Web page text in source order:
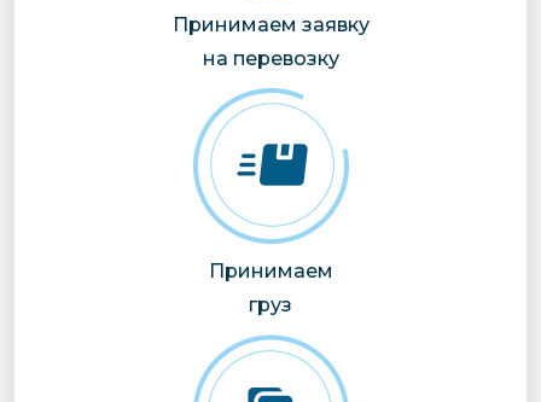
Принимаем заявку
на перевозку
Принимаем
груз